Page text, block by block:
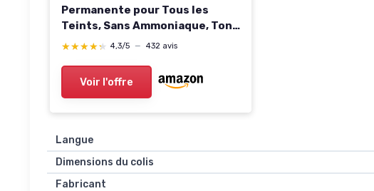
Permanente pour Tous les
Teints, Sans Ammoniaque, Tons
Nude Universels avec
Cheveux Gris, Crème
Excellence, N° 8U Blond Clair
★★★★★
★★★★★ 4,3/5 — 432 avis
Voir l'offre
Langue
Dimensions du colis
Fabricant